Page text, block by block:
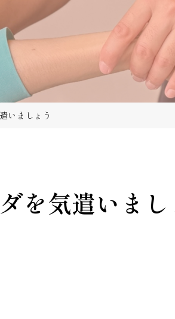
いましょう
を気遣いま